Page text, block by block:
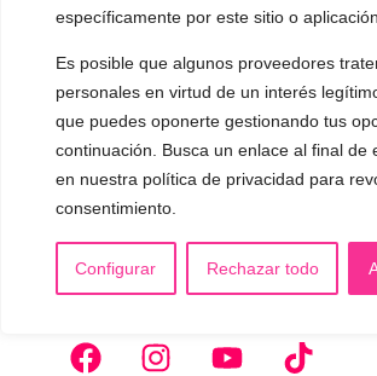
específicamente por este sitio o aplicación.
Es posible que algunos proveedores
personales en virtud de un interés
que puedes oponerte gestionando tus
continuación. Busca un enlace al final de
en nuestra política de privacidad para
consentimiento.
Configurar Rechazar todo
▪️ Voz virilizada por esteroides
▪️ Modificación del acento
🟥 CIRUGÍA: Glotoplastia
CONTACTO Y CITAS
✅Pide tu CITA ONLINE
WhatsApp : +34 625 14 46 47